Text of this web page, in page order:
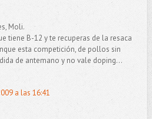
Moli.
tiene B-12 y te recuperas de la resaca
esta competición, de pollos sin
de antemano y no vale doping...
a las 16:41